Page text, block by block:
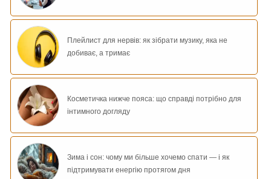
Плейлист для нервів: як зібрати музику, яка не
добиває, а тримає
Косметичка нижче пояса: що справді потрібно для
інтимного догляду
Зима і сон: чому ми більше хочемо спати — і як
підтримувати енергію протягом дня